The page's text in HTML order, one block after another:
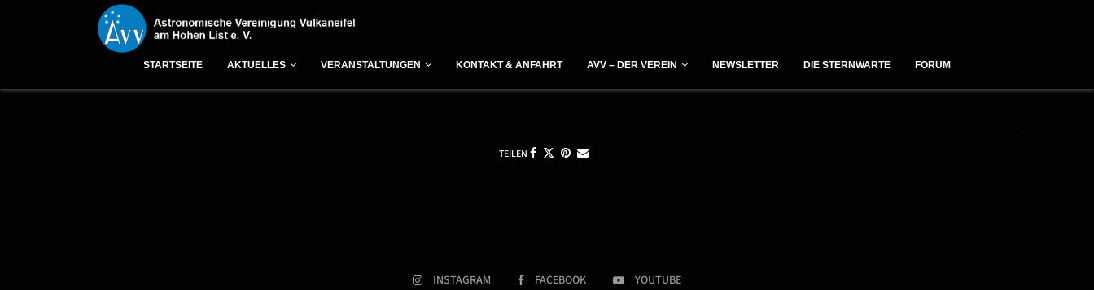
STARTSEITE AKTUELLES VERANSTALTUNGEN KONTAKT & ANFAHRT AVV – DER VEREIN NEWSLETTER DIE STERNWARTE FORUM
» Veranstaltungen»Vorträge»Vorträge im Forum Daun
Vorträge im Forum Daun
TEILEN
INSTAGRAM FACEBOOK YOUTUBE